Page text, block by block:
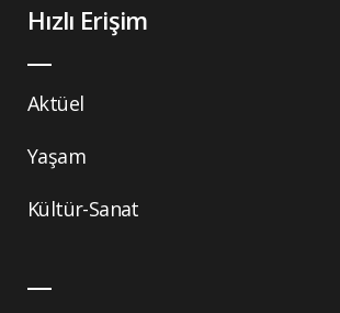
Hızlı Erişim
Aktüel
Yaşam
Kültür-Sanat